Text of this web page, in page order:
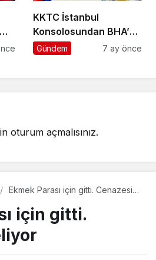
KKTC İstanbul
Konsolosundan BHA’ya
Ziyaret
Gündem 7 ay önce
oturum açmalısınız.
Ekmek Parası için gitti. Cenazesi
için gitti.